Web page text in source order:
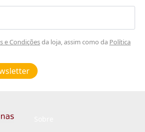
e Condiçõesda loja, assim como da Política